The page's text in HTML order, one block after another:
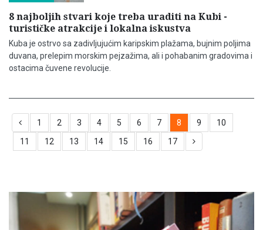
8 najboljih stvari koje treba uraditi na Kubi -
turističke atrakcije i lokalna iskustva
Kuba je ostrvo sa zadivljujućim karipskim plažama, bujnim poljima
duvana, prelepim morskim pejzažima, ali i pohabanim gradovima i
ostacima čuvene revolucije.
1 2 3 4 5 6 7 8 9
10
11
12 13 14 15 16 17